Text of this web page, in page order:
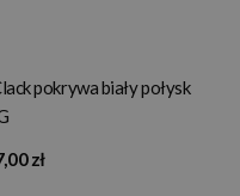
pokrywa biały połysk
zł